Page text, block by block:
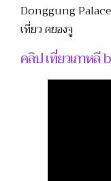
Donggung
เที่ยว คยองจู
คลิป เที่ยวเกาหลี